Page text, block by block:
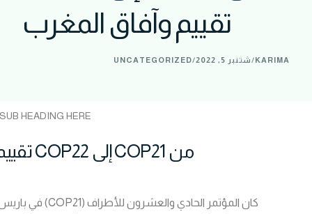
تقييم وآفاق المغرب
KARIMA شتنبر 5, 2022 UNCATEGORIZED
HEADING HERE
من COP21 إلى COP22 تقييم وآفاق المغرب